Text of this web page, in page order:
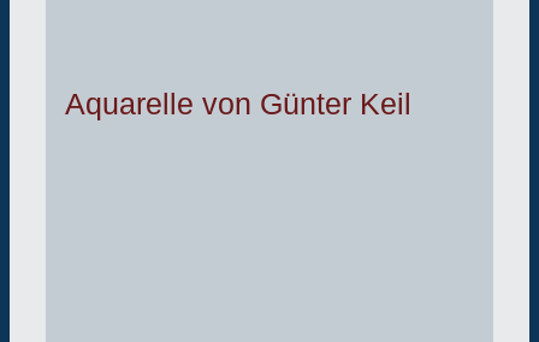
Aquarelle von Günter Keil